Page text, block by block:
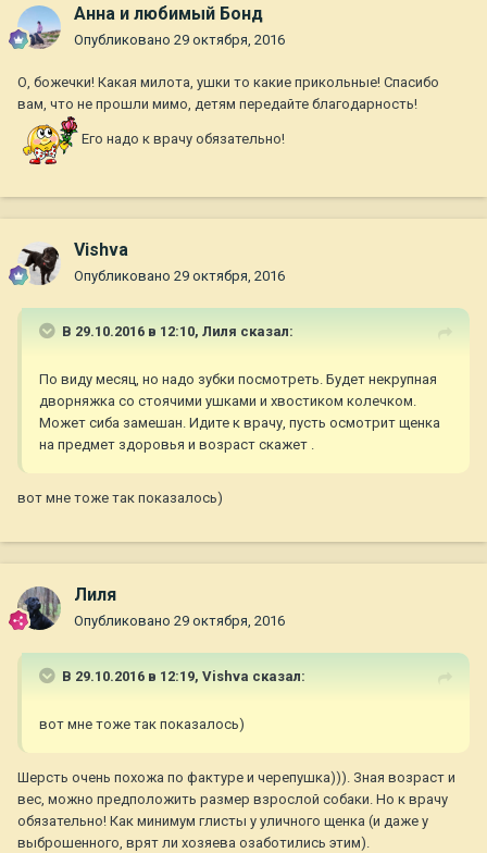
Анна и любимый Бонд
Опубликовано 29 октября, 2016
О, божечки! Какая милота, ушки то какие прикольные! Спасибо
вам, что не прошли мимо, детям передайте благодарность!
Его надо к врачу обязательно!
Vishva
Опубликовано 29 октября, 2016
В 29.10.2016 в 12:10, Лиля сказал:
По виду месяц, но надо зубки посмотреть. Будет некрупная
дворняжка со стоячими ушками и хвостиком колечком.
Может сиба замешан. Идите к врачу, пусть осмотрит щенка
на предмет здоровья и возраст скажет .
вот мне тоже так показалось)
Лиля
Опубликовано 29 октября, 2016
В 29.10.2016 в 12:19, Vishva сказал:
вот мне тоже так показалось)
Шерсть очень похожа по фактуре и черепушка))). Зная возраст и
вес, можно предположить размер взрослой собаки. Но к врачу
обязательно! Как минимум глисты у уличного щенка (и даже у
выброшенного, врят ли хозяева озаботились этим).